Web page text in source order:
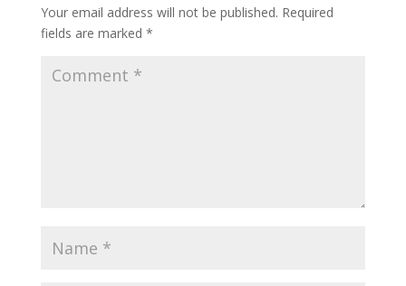
Your email address will not be published. Required
fields are marked *